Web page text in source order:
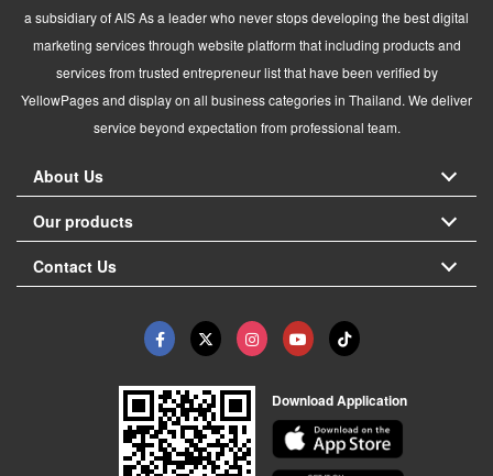
a subsidiary of AIS As a leader who never stops developing the best digital
marketing services through website platform that including products and
services from trusted entrepreneur list that have been verified by
YellowPages and display on all business categories in Thailand. We deliver
service beyond expectation from professional team.
About Us
Our products
Contact Us
Download Application